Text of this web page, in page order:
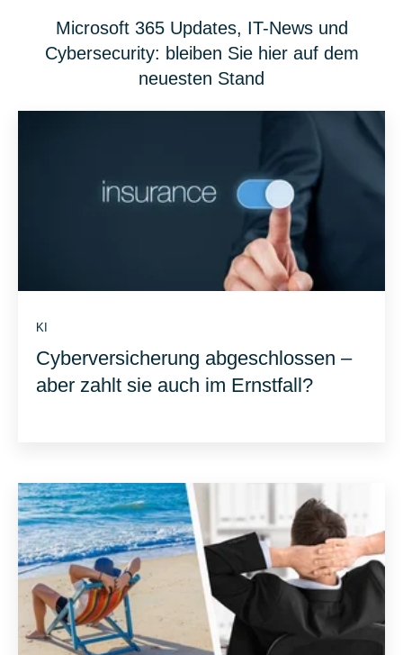
Microsoft 365 Updates, IT-News und
Cybersecurity: bleiben Sie hier auf dem
neuesten Stand
KI
Cyberversicherung abgeschlossen –
aber zahlt sie auch im Ernstfall?